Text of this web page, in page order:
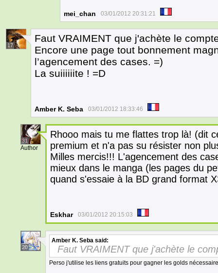
mei_chan 03/01/2012 20:31:21
17
Faut VRAIMENT que j'achète le
Encore une page tout bonnement
l’agencement des cases. =)
La suiiiiiite ! =D
Amber K. Seba 03/01/2012 18:33:46
31
Author
Rhooo mais tu me flattes trop là! (dit
premium et n'a pas su résister non
Milles mercis!!! L'agencement des
mieux dans le manga (les pages du
quand s'essaie à la BD grand format
Eskhar 03/01/2012 20:15:03
20
Amber K. Seba said:
Faut VRAIMENT que j'achète le
Perso j'utilise les liens gratuits pour gagner les golds